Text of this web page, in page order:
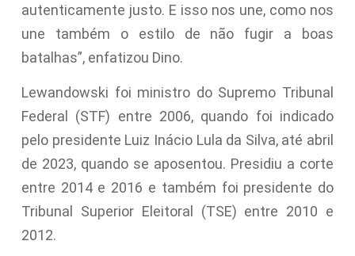
autenticamente justo. E isso nos une, como nos
une também o estilo de não fugir a boas
batalhas”, enfatizou Dino.
Lewandowski foi ministro do Supremo Tribunal
Federal (STF) entre 2006, quando foi indicado
pelo presidente Luiz Inácio Lula da Silva, até abril
de 2023, quando se aposentou. Presidiu a corte
entre 2014 e 2016 e também foi presidente do
Tribunal Superior Eleitoral (TSE) entre 2010 e
2012.